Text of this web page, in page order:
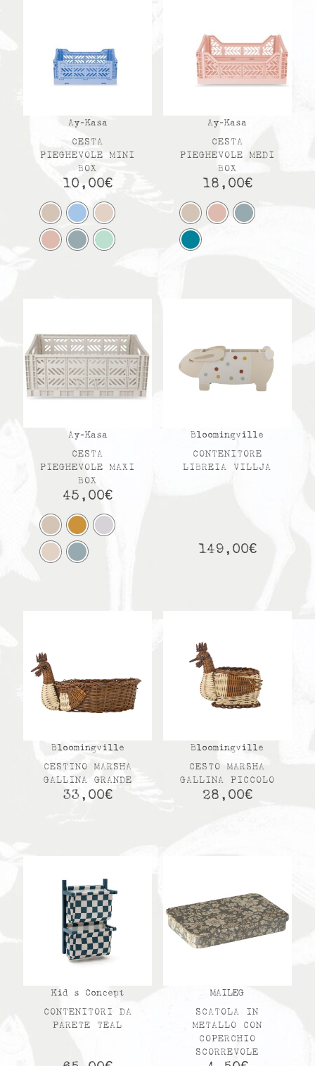
Ay-Kasa
CESTA
PIEGHEVOLE MINI
BOX
10,00€
Ay-Kasa
CESTA
PIEGHEVOLE MEDI
BOX
18,00€
Ay-Kasa
CESTA
PIEGHEVOLE MAXI
BOX
45,00€
Bloomingville
CONTENITORE
LIBREIA VILLJA
149,00€
Bloomingville
CESTINO MARSHA
GALLINA GRANDE
33,00€
Bloomingville
CESTO MARSHA
GALLINA PICCOLO
28,00€
Kid s Concept
CONTENITORI DA
PARETE TEAL
MAILEG
SCATOLA IN
METALLO CON
COPERCHIO
SCORREVOLE